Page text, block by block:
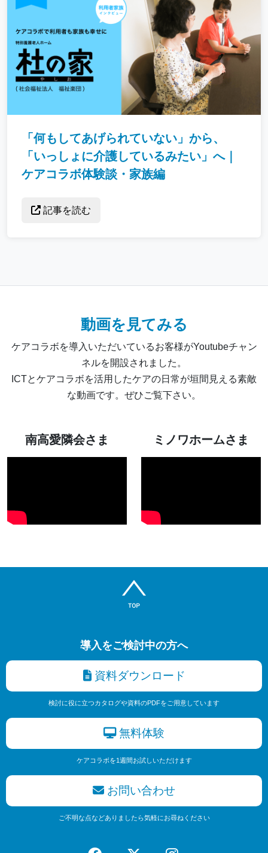
「何もしてあげられていない」から、
「いっしょに介護しているみたい」へ｜
ケアコラボ体験談・家族編
記事を読む
動画を見てみる
ケアコラボを導入いただいているお客様がYoutubeチャン
ネルを開設されました。
ICTとケアコラボを活用したケアの日常が垣間見える素敵
な動画です。ぜひご覧下さい。
南高愛隣会さま ミノワホームさま
導入をご検討中の方へ
資料ダウンロード
検討に役に立つカタログや資料のPDFをご用意しています
無料体験
ケアコラボを1週間お試しいただけます
お問い合わせ
ご不明な点などありましたら気軽にお尋ねください